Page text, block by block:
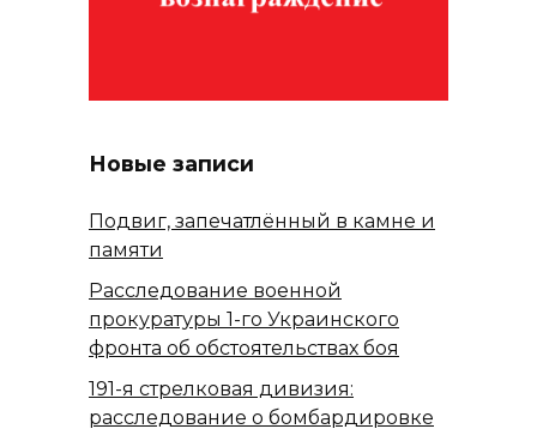
Новые записи
Подвиг, запечатлённый в камне и
памяти
Расследование военной
прокуратуры 1-го Украинского
фронта об обстоятельствах боя
191-я стрелковая дивизия:
расследование о бомбардировке